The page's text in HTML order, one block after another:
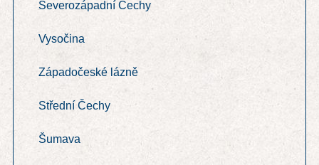
Severozápadní Čechy
Vysočina
Západočeské lázně
Střední Čechy
Šumava